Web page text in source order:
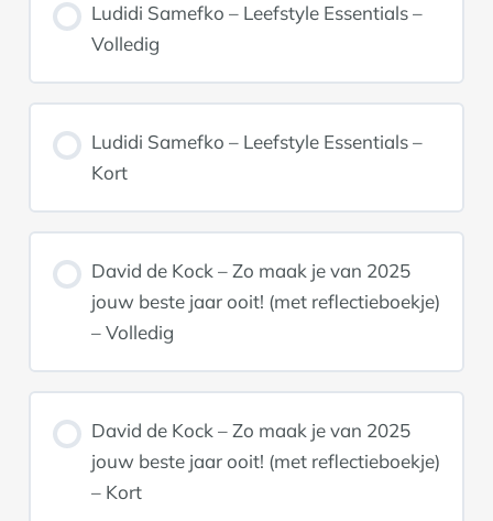
Ludidi Samefko – Leefstyle Essentials –
Volledig
Ludidi Samefko – Leefstyle Essentials –
Kort
David de Kock – Zo maak je van 2025
jouw beste jaar ooit! (met reflectieboekje)
– Volledig
David de Kock – Zo maak je van 2025
jouw beste jaar ooit! (met reflectieboekje)
– Kort